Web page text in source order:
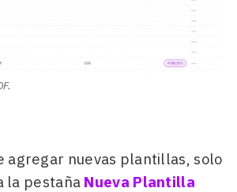
agregar nuevas plantillas, solo
la pestaña Nueva Plantilla